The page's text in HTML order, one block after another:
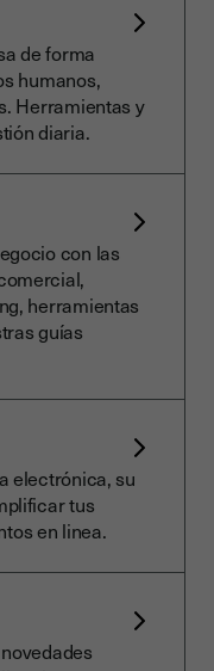
de forma
humanos,
Herramientas y
diaria.
con las
herramientas
guías
electrónica, su
tus
en linea.